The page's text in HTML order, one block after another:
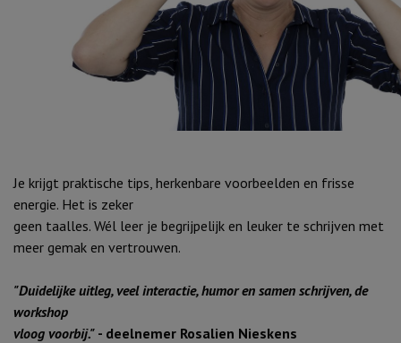
Je krijgt praktische tips, herkenbare voorbeelden en frisse
energie. Het is zeker
geen taalles. Wél leer je begrijpelijk en leuker te schrijven met
meer gemak en vertrouwen.
"Duidelijke uitleg, veel interactie, humor en samen schrijven, de
workshop
vloog voorbij." - deelnemer Rosalien Nieskens